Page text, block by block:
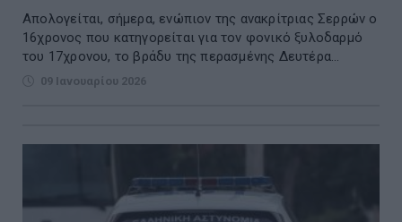
Απολογείται, σήμερα, ενώπιον της ανακρίτριας Σερρών ο
16χρονος που κατηγορείται για τον φονικό ξυλοδαρμό
του 17χρονου, το βράδυ της περασμένης Δευτέρα...
09 Ιανουαρίου 2026